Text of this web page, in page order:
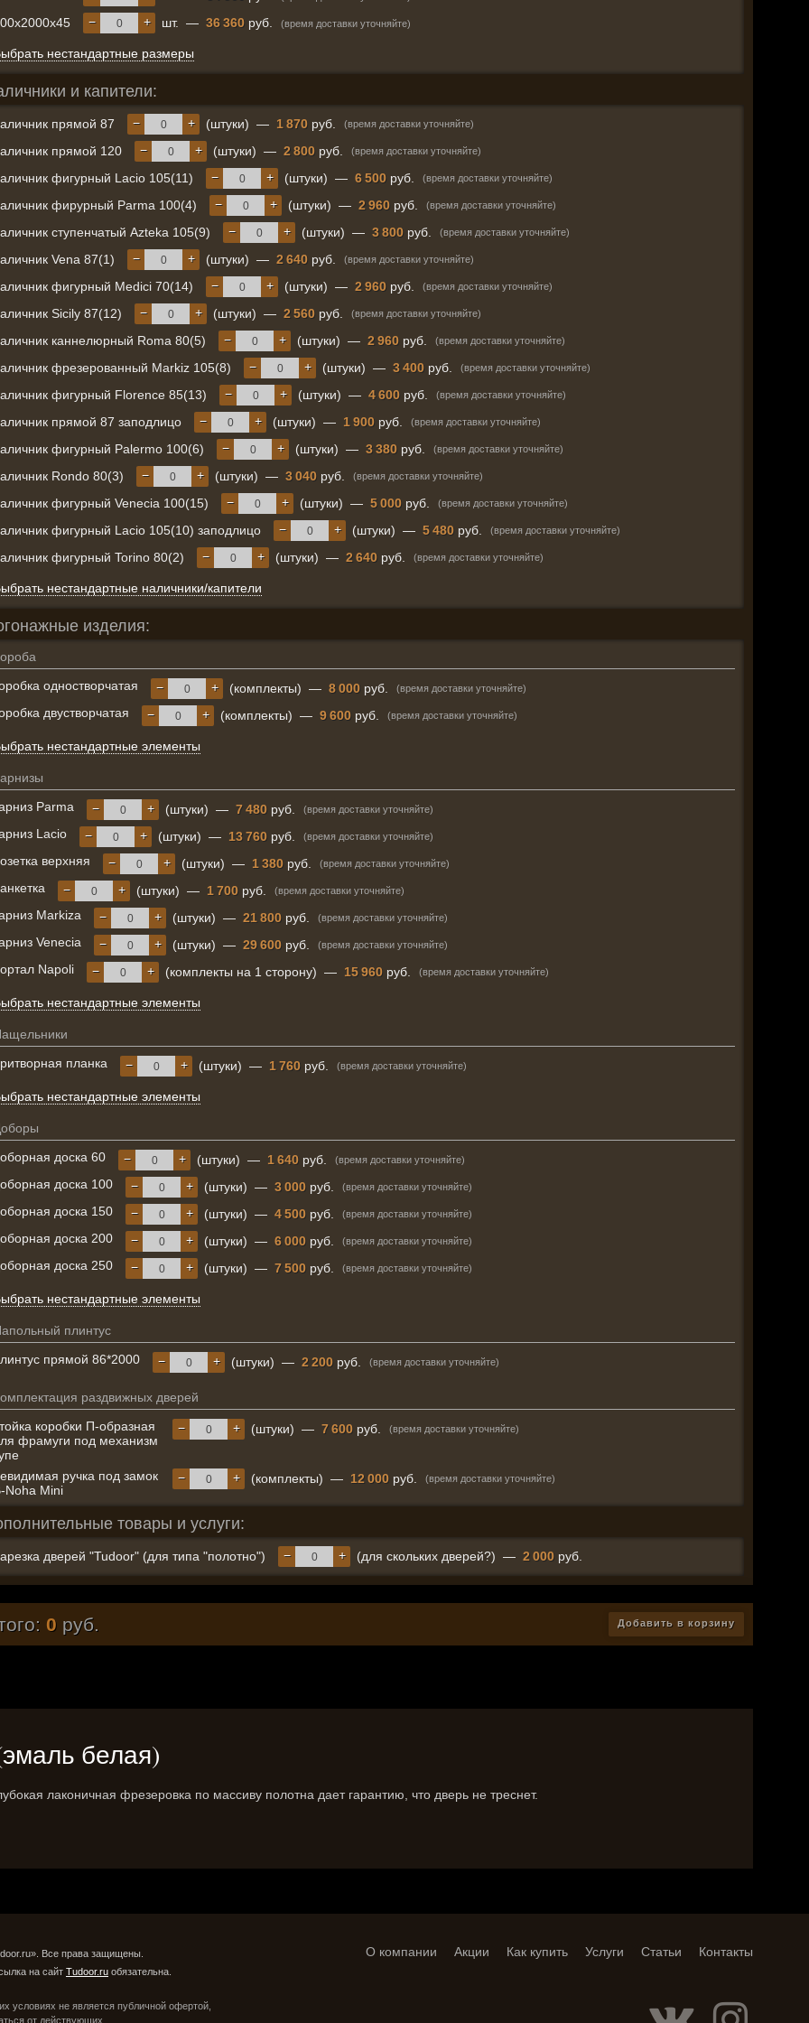
+
− шт. — 36 360 руб. (время доставки уточняйте)
нестандартные размеры
и капители:
прямой 87 +
− (штуки) — 1 870 руб. (время доставки уточняйте)
прямой 120 +
− (штуки) — 2 800 руб. (время доставки уточняйте)
фигурный Lacio 105(11) +
− (штуки) — 6 500 руб. (время доставки уточняйте)
фирурный Parma 100(4) +
− (штуки) — 2 960 руб. (время доставки уточняйте)
ступенчатый Azteka 105(9) +
− (штуки) — 3 800 руб. (время доставки уточняйте)
Vena 87(1) +
− (штуки) — 2 640 руб. (время доставки уточняйте)
фигурный Medici 70(14) +
− (штуки) — 2 960 руб. (время доставки уточняйте)
Sicily 87(12) +
− (штуки) — 2 560 руб. (время доставки уточняйте)
каннелюрный Roma 80(5) +
− (штуки) — 2 960 руб. (время доставки уточняйте)
фрезерованный Markiz 105(8) +
− (штуки) — 3 400 руб. (время доставки уточняйте)
фигурный Florence 85(13) +
− (штуки) — 4 600 руб. (время доставки уточняйте)
прямой 87 заподлицо +
− (штуки) — 1 900 руб. (время доставки уточняйте)
фигурный Palermo 100(6) +
− (штуки) — 3 380 руб. (время доставки уточняйте)
Rondo 80(3) +
− (штуки) — 3 040 руб. (время доставки уточняйте)
фигурный Venecia 100(15) +
− (штуки) — 5 000 руб. (время доставки уточняйте)
фигурный Lacio 105(10) заподлицо +
− (штуки) — 5 480 руб. (время доставки уточняйте)
фигурный Torino 80(2) +
− (штуки) — 2 640 руб. (время доставки уточняйте)
нестандартные наличники/капители
изделия:
одностворчатая
+
− (комплекты) — 8 000 руб. (время доставки уточняйте)
двустворчатая +
− (комплекты) — 9 600 руб. (время доставки уточняйте)
нестандартные элементы
Parma
+
− (штуки) — 7 480 руб. (время доставки уточняйте)
Lacio +
− (штуки) — 13 760 руб. (время доставки уточняйте)
верхняя +
− (штуки) — 1 380 руб. (время доставки уточняйте)
+
− (штуки) — 1 700 руб. (время доставки уточняйте)
Markiza +
− (штуки) — 21 800 руб. (время доставки уточняйте)
Venecia +
− (штуки) — 29 600 руб. (время доставки уточняйте)
Napoli +
− (комплекты на 1 сторону) — 15 960 руб. (время доставки уточняйте)
нестандартные элементы
планка
+
− (штуки) — 1 760 руб. (время доставки уточняйте)
нестандартные элементы
доска 60
+
− (штуки) — 1 640 руб. (время доставки уточняйте)
доска 100 +
− (штуки) — 3 000 руб. (время доставки уточняйте)
доска 150 +
− (штуки) — 4 500 руб. (время доставки уточняйте)
доска 200 +
− (штуки) — 6 000 руб. (время доставки уточняйте)
доска 250 +
− (штуки) — 7 500 руб. (время доставки уточняйте)
нестандартные элементы
плинтус
прямой 86*2000
+
− (штуки) — 2 200 руб. (время доставки уточняйте)
раздвижных дверей
коробки П-образная
фрамуги под механизм
+
− (штуки) — 7 600 руб. (время доставки уточняйте)
ручка под замок
Noha Mini
+
− (комплекты) — 12 000 руб. (время доставки уточняйте)
товары и услуги:
дверей "Tudoor" (для типа "полотно") +
− (для скольких дверей?) — 2 000 руб.
0 руб. Добавить в корзину
белая)
лаконичная фрезеровка по массиву полотна дает гарантию, что дверь не треснет.
О компании Акции Как купить Услуги Статьи Контакты
Все права защищены.
на сайт Tudoor.ru обязательна.
условиях не является публичной офертой,
от действующих.